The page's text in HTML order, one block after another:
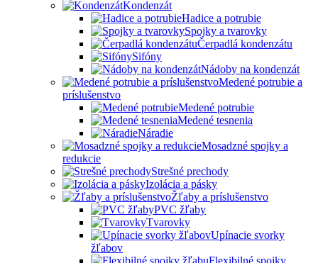
Kondenzát
Hadice a potrubie
Spojky a tvarovky
Čerpadlá kondenzátu
Sifóny
Nádoby na kondenzát
Medené potrubie a
príslušenstvo
Medené potrubie
Medené tesnenia
Náradie
Mosadzné spojky a
redukcie
Strešné prechody
Izolácia a pásky
Žľaby a príslušenstvo
PVC žľaby
Tvarovky
Upínacie svorky
žľabov
Flexibilné spojky